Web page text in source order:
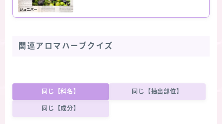
関連アロマハーブクイズ
同じ【科名】 同じ【抽出部位】
同じ【成分】